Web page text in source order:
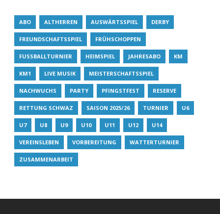
ABO ALTHERREN AUSWÄRTSSPIEL DERBY
FREUNDSCHAFTSSPIEL FRÜHSCHOPPEN
FUSSBALLTURNIER HEIMSPIEL JAHRESABO KM
KM1 LIVE MUSIK MEISTERSCHAFTSSPIEL
NACHWUCHS PARTY PFINGSTFEST RESERVE
RETTUNG SCHWAZ SAISON 2025/26 TURNIER U6
U7 U8 U9 U10 U11 U12 U14
VEREINSLEBEN VORBEREITUNG WATTERTURNIER
ZUSAMMENARBEIT